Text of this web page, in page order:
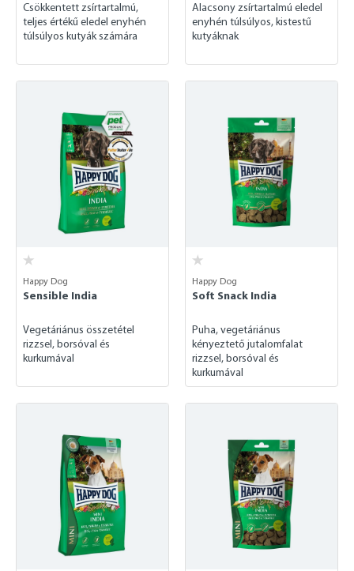
Csökkentett zsírtartalmú,
teljes értékű eledel enyhén
túlsúlyos kutyák számára
Alacsony zsírtartalmú eledel
enyhén túlsúlyos, kistestű
kutyáknak
Happy Dog
Sensible India
Vegetáriánus összetétel
rizzsel, borsóval és
kurkumával
Happy Dog
Soft Snack India
Puha, vegetáriánus
kényeztető jutalomfalat
rizzsel, borsóval és
kurkumával